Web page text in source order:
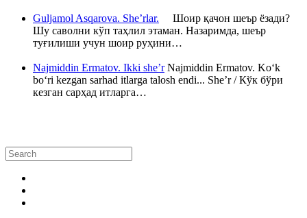
Guljamol Asqarova. She’rlar. Шоир қачон шеър ёзади?
Шу саволни кўп таҳлил этаман. Назаримда, шеър
туғилиши учун шоир руҳини…
Najmiddin Ermatov. Ikki she’rNajmiddin Ermatov. Ko‘k
bo‘ri kezgan sarhad itlarga talosh endi... She’r / Кўк бўри
кезган сарҳад итларга…